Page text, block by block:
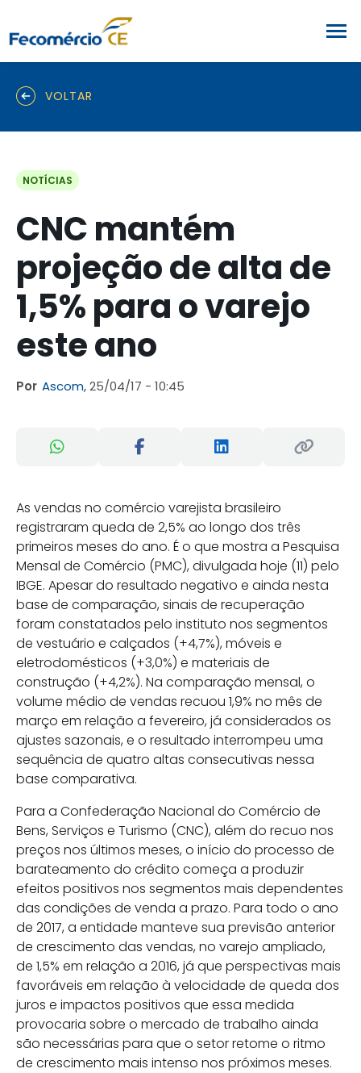
VOLTAR
NOTÍCIAS
CNC mantém
projeção de alta de
1,5% para o varejo
este ano
Por Ascom,25/04/17 - 10:45
As vendas no comércio varejista brasileiro
registraram queda de 2,5% ao longo dos três
primeiros meses do ano. É o que mostra a Pesquisa
Mensal de Comércio (PMC), divulgada hoje (11) pelo
IBGE. Apesar do resultado negativo e ainda nesta
base de comparação, sinais de recuperação
foram constatados pelo instituto nos segmentos
de vestuário e calçados (+4,7%), móveis e
eletrodomésticos (+3,0%) e materiais de
construção (+4,2%). Na comparação mensal, o
volume médio de vendas recuou 1,9% no mês de
março em relação a fevereiro, já considerados os
ajustes sazonais, e o resultado interrompeu uma
sequência de quatro altas consecutivas nessa
base comparativa.
Para a Confederação Nacional do Comércio de
Bens, Serviços e Turismo (CNC), além do recuo nos
preços nos últimos meses, o início do processo de
barateamento do crédito começa a produzir
efeitos positivos nos segmentos mais dependentes
das condições de venda a prazo. Para todo o ano
de 2017, a entidade manteve sua previsão anterior
de crescimento das vendas, no varejo ampliado,
de 1,5% em relação a 2016, já que perspectivas mais
favoráveis em relação à velocidade de queda dos
juros e impactos positivos que essa medida
provocaria sobre o mercado de trabalho ainda
são necessárias para que o setor retome o ritmo
de crescimento mais intenso nos próximos meses.